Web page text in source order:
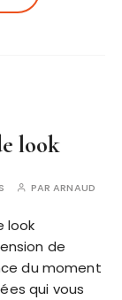
look
PARARNAUD
look
de
du moment
qui vous